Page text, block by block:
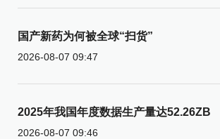
国产新药为何被全球“扫货”
2026-08-07 09:47
2025年我国年度数据生产量达52.26ZB
2026-08-07 09:46